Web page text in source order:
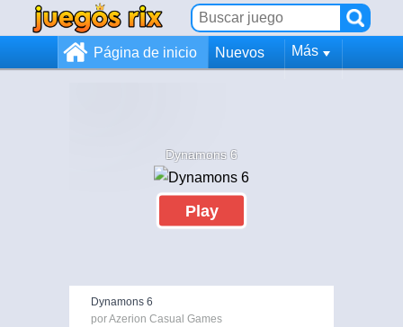
Página de inicio Nuevos Más
Dynamons 6
Play
Dynamons 6
por Azerion Casual Games